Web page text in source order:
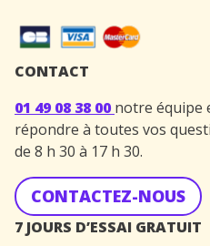
CONTACT
01 49 08 38 00 notre équipe
répondre à toutes vos
de 8 h 30 à 17 h 30.
CONTACTEZ-NOUS
7 JOURS D’ESSAI GRATUIT